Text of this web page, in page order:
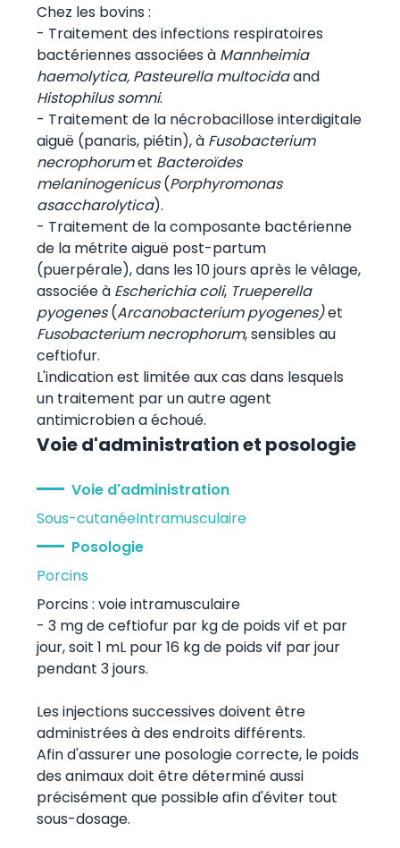
Chez les bovins :
- Traitement des infections respiratoires
bactériennes associées àMannheimia
haemolytica, Pasteurella multocidaand
Histophilus somni.
- Traitement de la nécrobacillose interdigitale
aiguë (panaris, piétin), à Fusobacterium
necrophorumet Bacteroïdes
melaninogenicus(Porphyromonas
asaccharolytica).
- Traitement de la composante bactérienne
de la métrite aiguë post-partum
(puerpérale), dans les 10 jours après le vêlage,
associée à Escherichia coli, Trueperella
pyogenes(Arcanobacterium pyogenes)et
Fusobacterium necrophorum, sensibles au
ceftiofur.
L'indication est limitée aux cas dans lesquels
un traitement par un autre agent
antimicrobien a échoué.
Voie d'administration et posologie
Voie d'administration
Sous-cutanéeIntramusculaire
Posologie
Porcins
Porcins : voie intramusculaire
- 3 mg de ceftiofur par kg de poids vif et par
jour, soit 1 mL pour 16 kg de poids vif par jour
pendant 3 jours.
Les injections successives doivent être
administrées à des endroits différents.
Afin d'assurer une posologie correcte, le poids
des animaux doit être déterminé aussi
précisément que possible afin d'éviter tout
sous-dosage.